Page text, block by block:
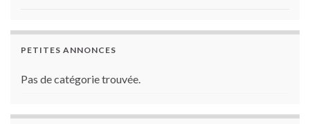
PETITES ANNONCES
Pas de catégorie trouvée.